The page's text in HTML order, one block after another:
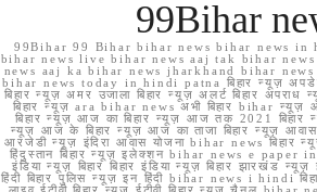
99Bihar
99Bihar 99 Bihar bihar news bihar news in
bihar news live bihar news aaj tak bihar
news aaj ka bihar news jharkhand bihar news
bihar news today in hindi patna बिहार न्यूज़ अपडेट
बिहार न्यूज़ अमर उजाला बिहार न्यूज़ अलर्ट बिहार
बिहार न्यूज़ ara bihar news अभी बिहार bihar
बिहार न्यूज़ आज का बिहार न्यूज़ आज तक 2021 बिहार
न्यूज़ आज के बिहार न्यूज़ आज का ताजा बिहार न्यूज़ आवास
आरजेडी न्यूज़ इंदिरा आवास योजना bihar news बिहार
हिंदुस्तान बिहार न्यूज़ इलेक्शन bihar news e
इंडिया न्यूज़ बिहार बिहार इंडिया न्यूज़ बिहार झारखंड
हिंदी बिहार पुलिस न्यूज़ इन हिंदी bihar news i hindi